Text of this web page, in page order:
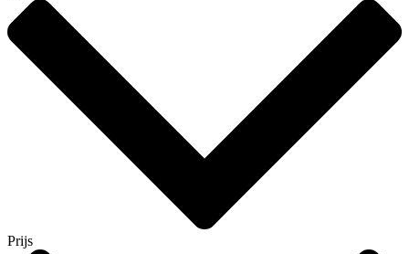
Prijs